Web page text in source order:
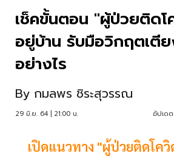
เช็คขั้นตอน "ผู้ป่วยติด
อยู่บ้าน รับมือวิกฤตเตีย
อย่างไร
By กมลพร ชิระสุวรรณ
29 มิ.ย. 64 | 21:00 น. อัปเด
เปิดแนวทาง "ผู้ป่วยติดโค